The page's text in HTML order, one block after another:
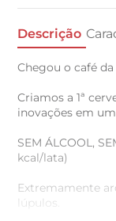
Descrição
Chegou o café
Criamos a 1ª
inovações em
SEM ÁLCOOL,
kcal/lata)
Extremamente
lúpulos.